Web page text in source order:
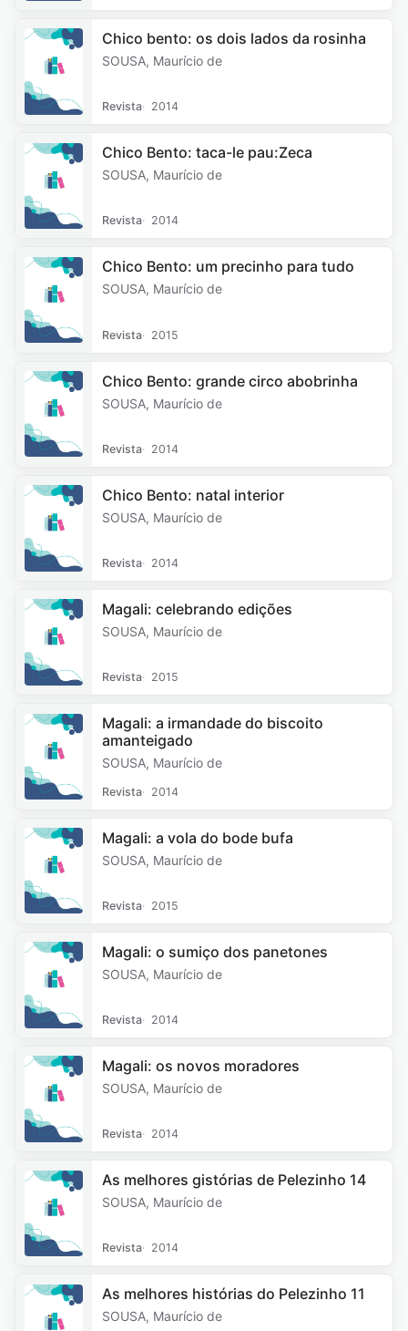
Chico bento: os dois lados da rosinha
SOUSA, Maurício de
Revista 2014
Chico Bento: taca-le pau:Zeca
SOUSA, Maurício de
Revista 2014
Chico Bento: um precinho para tudo
SOUSA, Maurício de
Revista 2015
Chico Bento: grande circo abobrinha
SOUSA, Maurício de
Revista 2014
Chico Bento: natal interior
SOUSA, Maurício de
Revista 2014
Magali: celebrando edições
SOUSA, Maurício de
Revista 2015
Magali: a irmandade do biscoito
amanteigado
SOUSA, Maurício de
Revista 2014
Magali: a vola do bode bufa
SOUSA, Maurício de
Revista 2015
Magali: o sumiço dos panetones
SOUSA, Maurício de
Revista 2014
Magali: os novos moradores
SOUSA, Maurício de
Revista 2014
As melhores gistórias de Pelezinho 14
SOUSA, Maurício de
Revista 2014
As melhores histórias do Pelezinho 11
SOUSA, Maurício de